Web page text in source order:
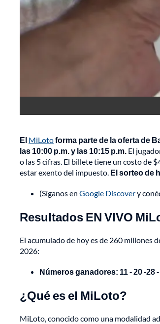
El MiLotoforma parte de la oferta de
las 10:00 p.m. y las 10:15 p.m. El
o las 5 cifras. El billete tiene un costo de
estar exento del impuesto. El sorteo de
(Síganos en Google Discovery
Resultados EN VIVO
El acumulado de hoy es de 260 millones
2026:
Números ganadores: 11 - 20 -28 -
¿Qué es el MiLoto?
MiLoto, conocido como una modalidad